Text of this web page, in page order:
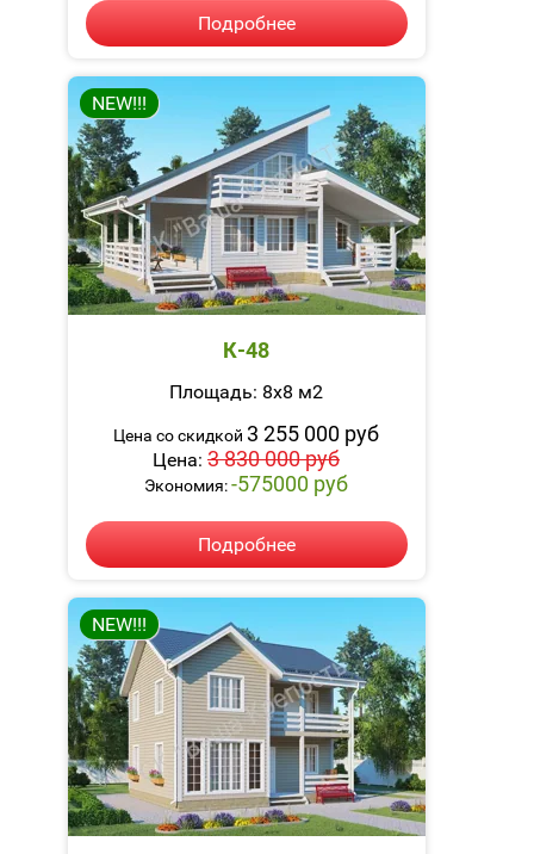
Подробнее
К-48
Площадь: 8х8 м2
Цена со скидкой 3 255 000 руб
Цена: 3 830 000 руб
Экономия:-575000 руб
NEW!!!
Подробнее
NEW!!!